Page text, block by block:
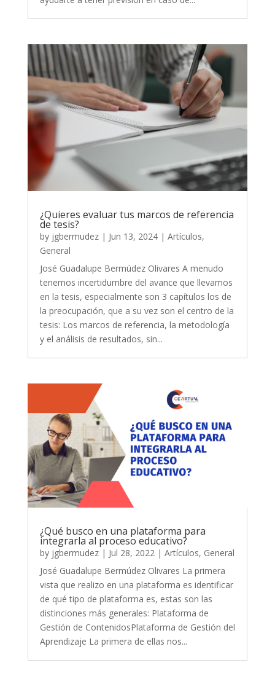
¿Quieres evaluar tus marcos de referencia
de tesis?
by jgbermudez| Jun 13, 2024| Artículos,
General
José Guadalupe Bermúdez Olivares A menudo
tenemos incertidumbre del avance que llevamos
en la tesis, especialmente son 3 capítulos los de
la preocupación, que a su vez son el centro de la
tesis: Los marcos de referencia, la metodología
y el análisis de resultados, sin...
¿Qué busco en una plataforma para
integrarla al proceso educativo?
by jgbermudez| Jul 28, 2022 | Artículos, General
José Guadalupe Bermúdez Olivares La primera
vista que realizo en una plataforma es identificar
de qué tipo de plataforma es, estas son las
distinciones más generales: Plataforma de
Gestión de ContenidosPlataforma de Gestión del
Aprendizaje La primera de ellas nos...